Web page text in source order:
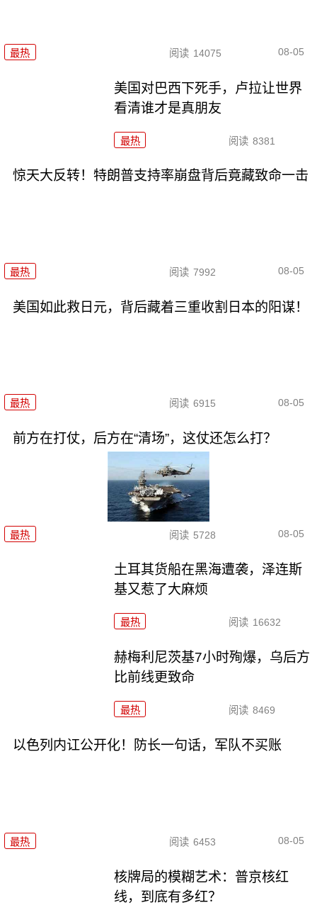
最热 阅读 14075 08-05
美国对巴西下死手，卢拉让世界
看清谁才是真朋友
最热 阅读 8381
惊天大反转！特朗普支持率崩盘背后竟藏致命一击
最热 阅读 7992 08-05
美国如此救日元，背后藏着三重收割日本的阳谋！
最热 阅读 6915 08-05
前方在打仗，后方在“清场”，这仗还怎么打？
最热 阅读 5728 08-05
土耳其货船在黑海遭袭，泽连斯
基又惹了大麻烦
最热 阅读 16632
赫梅利尼茨基7小时殉爆，乌后方
比前线更致命
最热 阅读 8469
以色列内讧公开化！防长一句话，军队不买账
最热 阅读 6453 08-05
核牌局的模糊艺术：普京核红
线，到底有多红？